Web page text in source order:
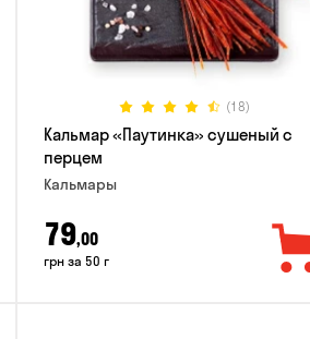
(18)
Кальмар «Паутинка» сушеный с
перцем
Кальмары
79,00
грн за 50 г